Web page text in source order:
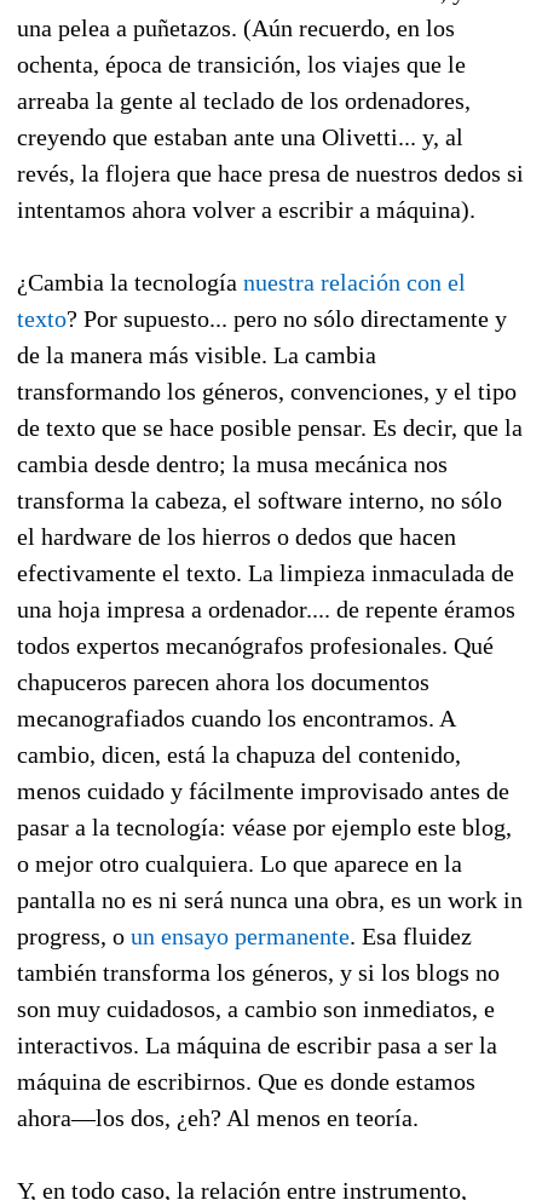
una pelea a puñetazos. (Aún recuerdo, en los
ochenta, época de transición, los viajes que le
arreaba la gente al teclado de los ordenadores,
creyendo que estaban ante una Olivetti... y, al
revés, la flojera que hace presa de nuestros dedos si
intentamos ahora volver a escribir a máquina).
¿Cambia la tecnología nuestra relación con el
texto? Por supuesto... pero no sólo directamente y
de la manera más visible. La cambia
transformando los géneros, convenciones, y el tipo
de texto que se hace posible pensar. Es decir, que la
cambia desde dentro; la musa mecánica nos
transforma la cabeza, el software interno, no sólo
el hardware de los hierros o dedos que hacen
efectivamente el texto. La limpieza inmaculada de
una hoja impresa a ordenador.... de repente éramos
todos expertos mecanógrafos profesionales. Qué
chapuceros parecen ahora los documentos
mecanografiados cuando los encontramos. A
cambio, dicen, está la chapuza del contenido,
menos cuidado y fácilmente improvisado antes de
pasar a la tecnología: véase por ejemplo este blog,
o mejor otro cualquiera. Lo que aparece en la
pantalla no es ni será nunca una obra, es un work in
progress, o un ensayo permanente. Esa fluidez
también transforma los géneros, y si los blogs no
son muy cuidadosos, a cambio son inmediatos, e
interactivos. La máquina de escribir pasa a ser la
máquina de escribirnos. Que es donde estamos
ahora—los dos, ¿eh? Al menos en teoría.
Y, en todo caso, la relación entre instrumento,